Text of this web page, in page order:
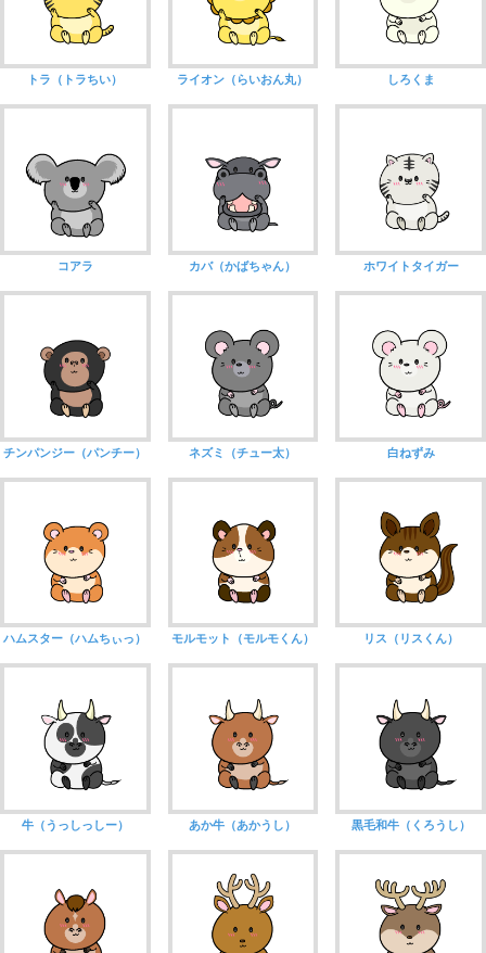
トラ（トラちい） ライオン（らいおん丸） しろくま
コアラ カバ（かばちゃん） ホワイトタイガー
チンパンジー（パンチー） ネズミ（チュー太） 白ねずみ
ハムスター（ハムちぃっ） モルモット（モルモくん） リス（リスくん）
牛（うっしっしー） あか牛（あかうし） 黒毛和牛（くろうし）